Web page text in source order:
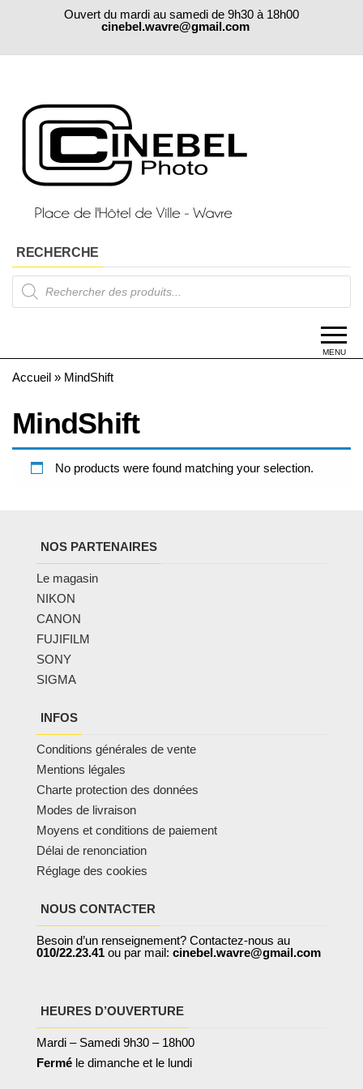
Ouvert du mardi au samedi de 9h30 à 18h00
cinebel.wavre@gmail.com
RECHERCHE
Products
search
MENU
Accueil » MindShift
MindShift
No products were found matching your selection.
NOS PARTENAIRES
Le magasin
NIKON
CANON
FUJIFILM
SONY
SIGMA
INFOS
Conditions générales de vente
Mentions légales
Charte protection des données
Modes de livraison
Moyens et conditions de paiement
Délai de renonciation
Réglage des cookies
NOUS CONTACTER
Besoin d’un renseignement? Contactez-nous au
010/22.23.41 ou par mail: cinebel.wavre@gmail.com
HEURES D’OUVERTURE
Mardi – Samedi 9h30 – 18h00
Fermé le dimanche et le lundi